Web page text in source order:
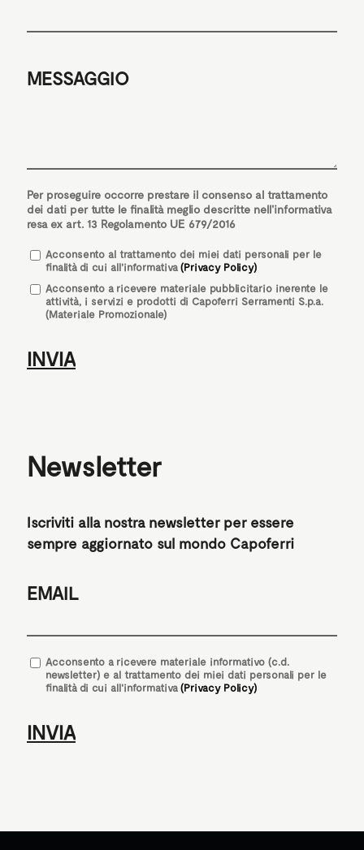
MESSAGGIO
Per proseguire occorre prestare il consenso al trattamento
dei dati per tutte le finalità meglio descritte nell'informativa
resa ex art. 13 Regolamento UE 679/2016
Acconsento al trattamento dei miei dati personali per le
finalità di cui all'informativa(Privacy Policy)
Acconsento a ricevere materiale pubblicitario inerente le
attività, i servizi e prodotti di Capoferri Serramenti S.p.a.
(Materiale Promozionale)
Newsletter
Iscriviti alla nostra newsletter per essere
sempre aggiornato sul mondo Capoferri
EMAIL
Acconsento a ricevere materiale informativo (c.d.
newsletter) e al trattamento dei miei dati personali per le
finalità di cui all'informativa(Privacy Policy)